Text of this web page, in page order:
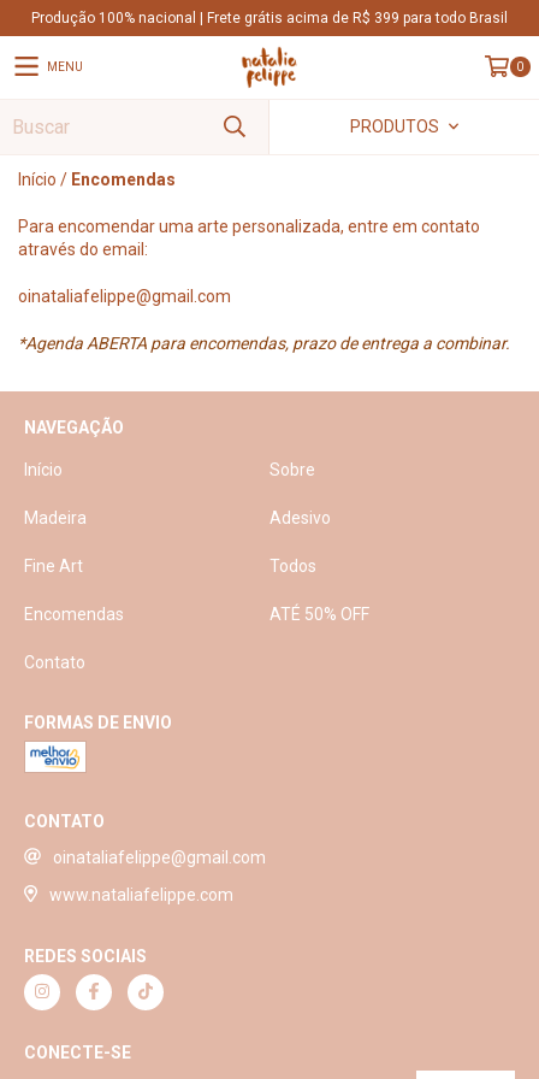
Produção 100% nacional | Frete grátis acima de R$ 399 para todo Brasil
MENU 0
PRODUTOS
Início / Encomendas
Para encomendar uma arte personalizada, entre em contato
através do email:
oinataliafelippe@gmail.com
*Agenda ABERTA para encomendas, prazo de entrega a combinar.
NAVEGAÇÃO
Início Sobre
Madeira Adesivo
Fine Art Todos
Encomendas ATÉ 50% OFF
Contato
FORMAS DE ENVIO
CONTATO
oinataliafelippe@gmail.com
www.nataliafelippe.com
REDES SOCIAIS
CONECTE-SE